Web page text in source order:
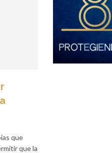
que
que la